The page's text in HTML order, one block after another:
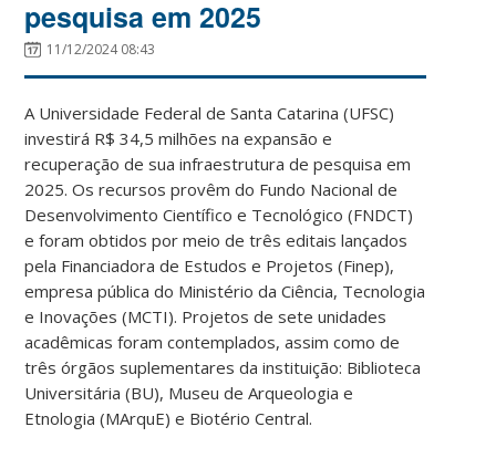
pesquisa em 2025
11/12/2024 08:43
A Universidade Federal de Santa Catarina (UFSC)
investirá R$ 34,5 milhões na expansão e
recuperação de sua infraestrutura de pesquisa em
2025. Os recursos provêm do Fundo Nacional de
Desenvolvimento Científico e Tecnológico (FNDCT)
e foram obtidos por meio de três editais lançados
pela Financiadora de Estudos e Projetos (Finep),
empresa pública do Ministério da Ciência, Tecnologia
e Inovações (MCTI). Projetos de sete unidades
acadêmicas foram contemplados, assim como de
três órgãos suplementares da instituição: Biblioteca
Universitária (BU), Museu de Arqueologia e
Etnologia (MArquE) e Biotério Central.